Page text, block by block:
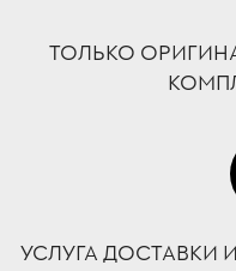
ТОЛЬКО
УСЛУГА ДОСТАВКИ